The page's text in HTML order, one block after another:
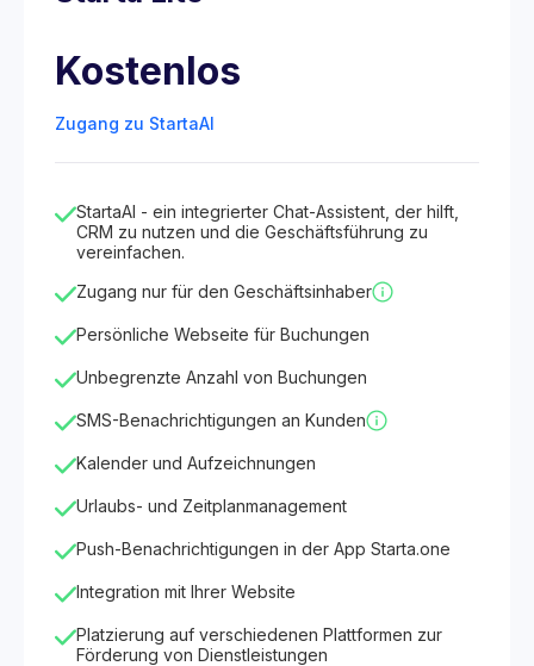
Kostenlos
Zugang zu StartaAI
StartaAI - ein integrierter Chat-Assistent, der hilft,
CRM zu nutzen und die Geschäftsführung zu
vereinfachen.
Zugang nur für den Geschäftsinhaber
Persönliche Webseite für Buchungen
Unbegrenzte Anzahl von Buchungen
SMS-Benachrichtigungen an Kunden
Kalender und Aufzeichnungen
Urlaubs- und Zeitplanmanagement
Push-Benachrichtigungen in der App Starta.one
Integration mit Ihrer Website
Platzierung auf verschiedenen Plattformen zur
Förderung von Dienstleistungen